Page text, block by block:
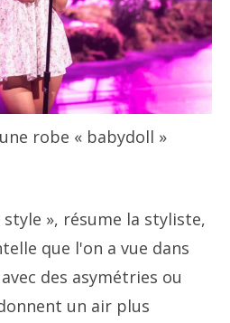
robe « babydoll »
style », résume la styliste,
que l'on a vue dans
des asymétries ou
un air plus